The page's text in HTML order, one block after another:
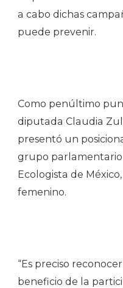
a cabo dichas
puede prevenir.
Como penúltimo
diputada Claudia
presentó un
grupo
Ecologista de
femenino.
“Es preciso
beneficio de la